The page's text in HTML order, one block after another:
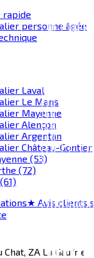
rapide
personne âgée
Laval
Le Mans
Mayenne
Alençon
Argentan
Château-Gontier
(53)
(72)
★ Avis clients
Chat, ZA La Gaufrie